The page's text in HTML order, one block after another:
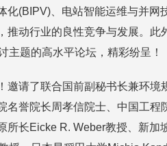
化(BIPV)、电站智能运维与并
推动行业的良性竞争与发展。
主题的高水平论坛，精彩纷呈！
邀请了联合国前副秘书长兼环
名誉院长周孝信院士、中国工
所长Eicke R. Weber教授、新